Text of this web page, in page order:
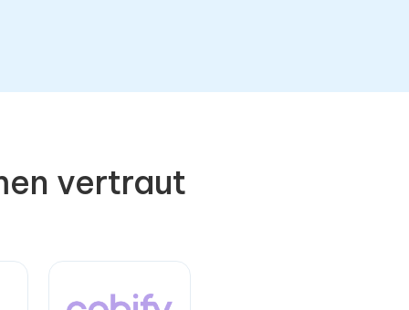
vertraut